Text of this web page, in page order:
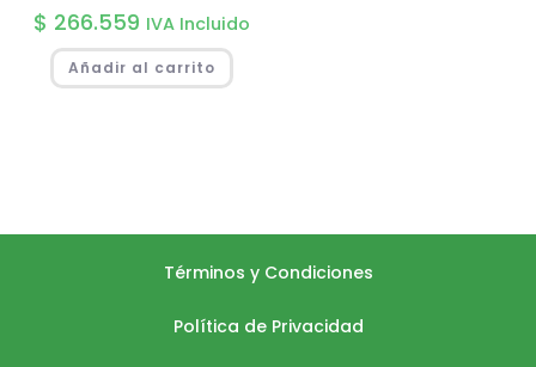
$ 266.559 IVA Incluido
Añadir al carrito
Términos y Condiciones
Política de Privacidad